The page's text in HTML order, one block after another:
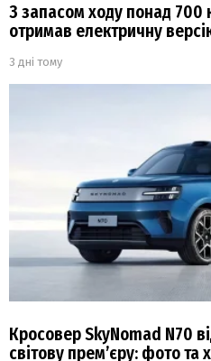
З запасом ходу понад 700
отримав електричну
3 дні тому
Кросовер SkyNomad N70
світову прем’єру: фото та